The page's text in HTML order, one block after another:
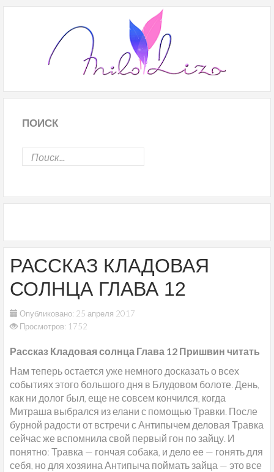
ПОИСК
РАССКАЗ КЛАДОВАЯ
СОЛНЦА ГЛАВА 12
Опубликовано: 25 апреля 2017
Просмотров: 1752
Рассказ Кладовая солнца Глава 12 Пришвин читать
Нам теперь остается уже немного досказать о всех
событиях этого большого дня в Блудовом болоте. День,
как ни долог был, еще не совсем кончился, когда
Митраша выбрался из елани с помощью Травки. После
бурной радости от встречи с Антипычем деловая Травка
сейчас же вспомнила свой первый гон по зайцу. И
понятно: Травка — гончая собака, и дело ее — гонять для
себя, но для хозяина Антипыча поймать зайца — это все